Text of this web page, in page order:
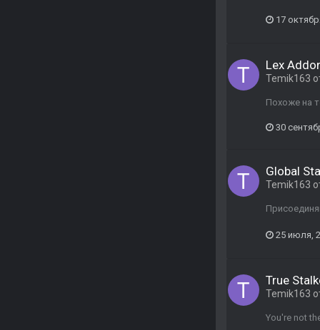
17
Lex
Temik163
Похоже на
30
Global
Temik163
25 июля,
True
Temik163
You're not